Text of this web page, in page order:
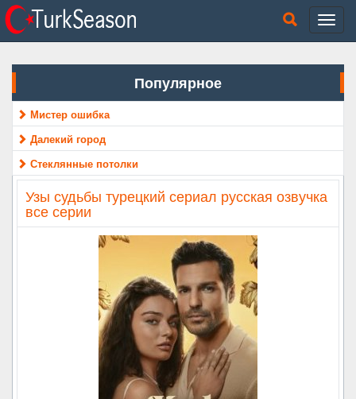
Популярное
Мистер ошибка
Далекий город
Стеклянные потолки
Узы судьбы турецкий сериал русская озвучка
все серии